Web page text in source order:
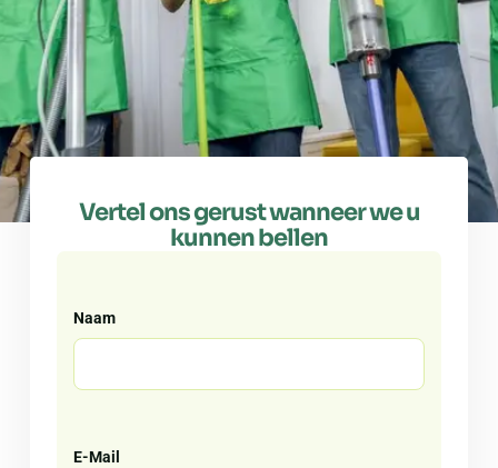
Vertel ons gerust wanneer we u
kunnen bellen
Naam
E-Mail